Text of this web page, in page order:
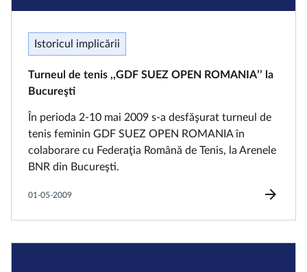
Istoricul implicării
Turneul de tenis ,,GDF SUEZ OPEN ROMANIA’’ la
Bucureşti
În perioda 2-10 mai 2009 s-a desfăşurat turneul de
tenis feminin GDF SUEZ OPEN ROMANIA în
colaborare cu Federaţia Română de Tenis, la Arenele
BNR din Bucureşti.
01-05-2009 arrow_forward